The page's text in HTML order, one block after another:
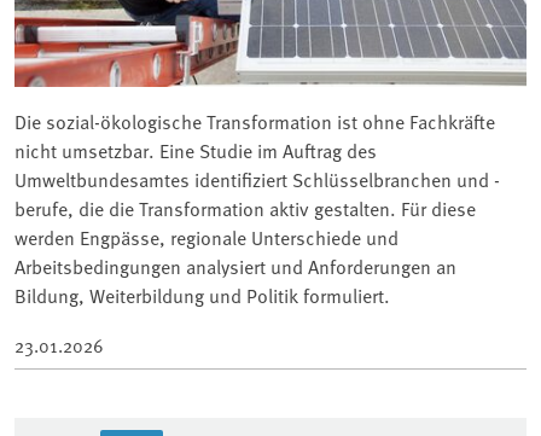
Die sozial-ökologische Transformation ist ohne Fachkräfte
nicht umsetzbar. Eine Studie im Auftrag des
Umweltbundesamtes identifiziert Schlüsselbranchen und -
berufe, die die Transformation aktiv gestalten. Für diese
werden Engpässe, regionale Unterschiede und
Arbeitsbedingungen analysiert und Anforderungen an
Bildung, Weiterbildung und Politik formuliert.
23.01.2026